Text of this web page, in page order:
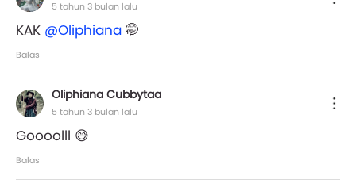
5 tahun 3 bulan lalu
KAK @Oliphiana 🤭
Balas
Oliphiana Cubbytaa
5 tahun 3 bulan lalu
Goooolll 😅
Balas